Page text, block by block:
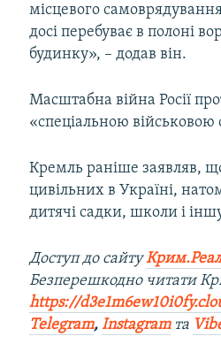
місцевого
досі перебуває в полоні
будинку», – додав він.
Масштабна війна Росії
«спеціальною військовою
Кремль раніше заявляв, що
цивільних в Україні,
дитячі садки, школи і
Доступ до сайту
Безперешкодно читати
https://
Telegram,Instagramта